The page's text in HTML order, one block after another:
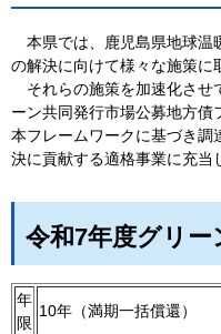
本県では、鹿児島県地球温
の解決に向けて様々な施策に
それらの施策を加速化させ
ーン共同発行市場公募地方債
本フレームワークに基づき調
決に貢献する適格事業に充当
令和7年度グリ
年
限
10年（満期一括償還）